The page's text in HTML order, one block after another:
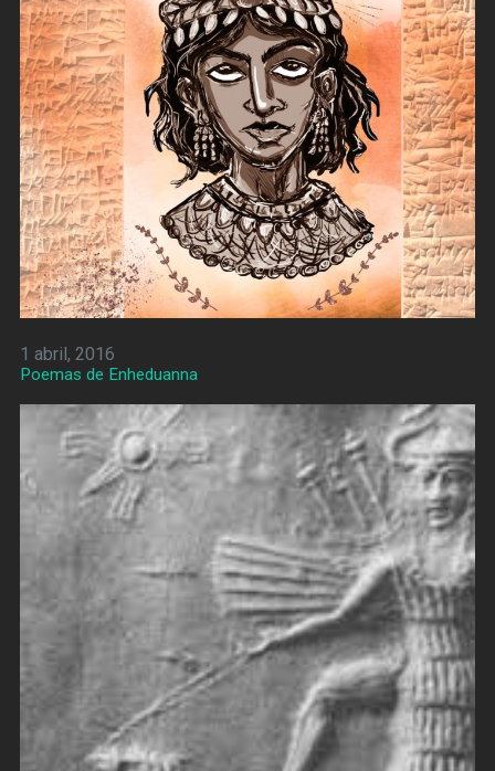
1 abril, 2016
Poemas de Enheduanna